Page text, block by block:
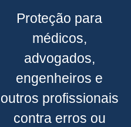
Proteção para
médicos,
advogados,
engenheiros e
outros profissionais
contra erros ou